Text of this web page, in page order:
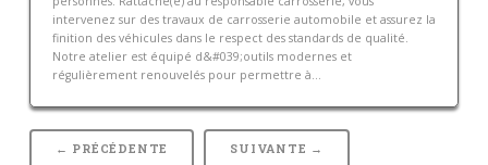
intervenez sur des travaux de carrosserie automobile et assurez la
finition des véhicules dans le respect des standards de qualité.
Notre atelier est équipé d&#039;outils modernes et
régulièrement renouvelés pour permettre à...
← PRÉCÉDENTE SUIVANTE →